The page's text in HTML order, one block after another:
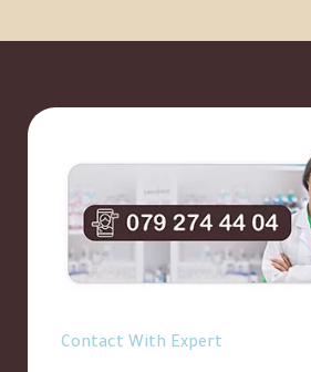
Contact With Expert